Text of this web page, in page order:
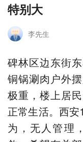
特别大
李先生
碑林区边东街
铜锅涮肉户外
极重，楼上居
正常生活。西
为，无人管理